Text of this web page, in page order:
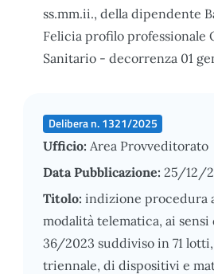
ss.mm.ii., della dipendente
Felicia profilo professionale
Sanitario - decorrenza 01
Delibera n. 1321/2025
Ufficio: Area Provveditorato
Data Pubblicazione: 25/12/
Titolo: indizione procedura
modalità telematica, ai sensi
36/2023 suddiviso in 71
triennale, di dispositivi e